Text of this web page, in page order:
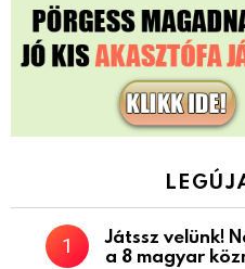
Játssz velünk!
a 8 magyar